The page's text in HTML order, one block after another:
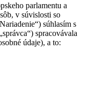
parlamentu a
v súvislosti so
súhlasím s
spracovávala
údaje), a to: